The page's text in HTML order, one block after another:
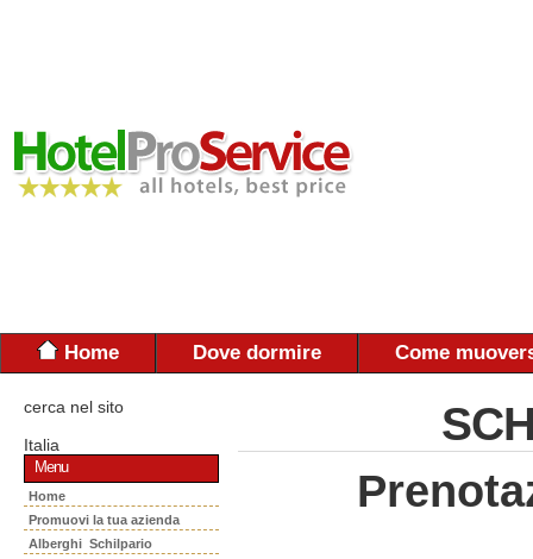
Home Dove dormire Come
cerca nel sito
Italia
Menu
Home
Promuovi la tua azienda
Alberghi Schilpario